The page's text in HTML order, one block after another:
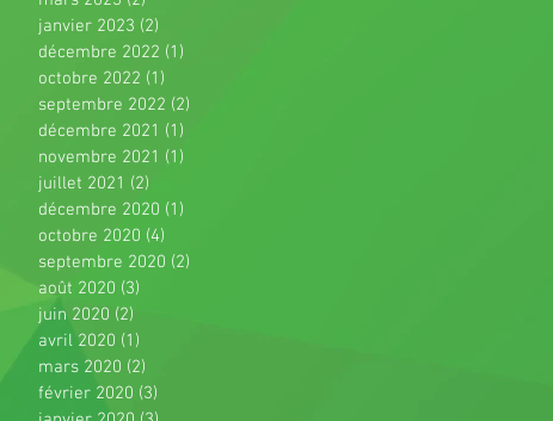
janvier 2023 (2)
décembre 2022 (1)
octobre 2022 (1)
septembre 2022 (2)
décembre 2021 (1)
novembre 2021 (1)
juillet 2021 (2)
décembre 2020 (1)
octobre 2020 (4)
septembre 2020 (2)
août 2020 (3)
juin 2020 (2)
avril 2020 (1)
mars 2020 (2)
février 2020 (3)